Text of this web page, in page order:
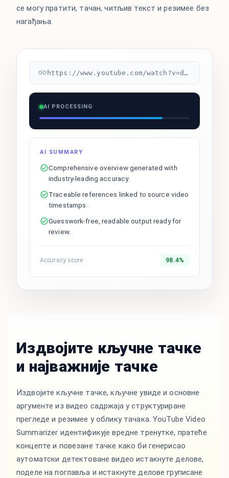
се могу пратити, тачан, читљив текст и резимее без
нагађања.
https://www.youtube.com/watch?v=dQw4w9WgXcQ
AI PROCESSING
AI SUMMARY
Comprehensive overview generated with
industry-leading accuracy.
Traceable references linked to source video
timestamps.
Guesswork-free, readable output ready for
review.
Accuracy score 98.4%
Издвојите кључне тачке
и најважније тачке
Издвојите кључне тачке, кључне увиде и основне
аргументе из видео садржаја у структуриране
прегледе и резимее у облику тачака. YouTube Video
Summarizer идентификује вредне тренутке, пратеће
концепте и повезане тачке како би генерисао
аутоматски детектоване видео истакнуте делове,
поделе на поглавља и истакнуте делове груписане